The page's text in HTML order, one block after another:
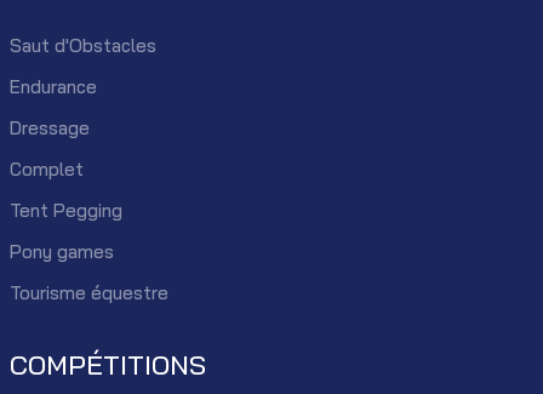
Saut d'Obstacles
Endurance
Dressage
Complet
Tent Pegging
Pony games
Tourisme équestre
COMPÉTITIONS